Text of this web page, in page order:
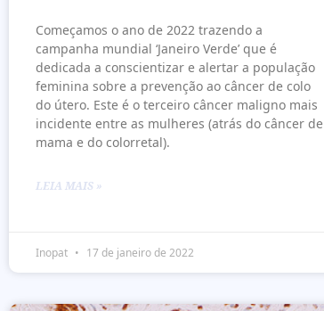
Começamos o ano de 2022 trazendo a
campanha mundial ‘Janeiro Verde’ que é
dedicada a conscientizar e alertar a população
feminina sobre a prevenção ao câncer de colo
do útero. Este é o terceiro câncer maligno mais
incidente entre as mulheres (atrás do câncer de
mama e do colorretal).
LEIA MAIS »
Inopat 17 de janeiro de 2022